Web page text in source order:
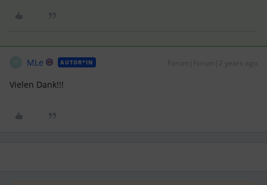
MLe AUTOR*IN Forum|Forum|2 years ago
Vielen Dank!!!